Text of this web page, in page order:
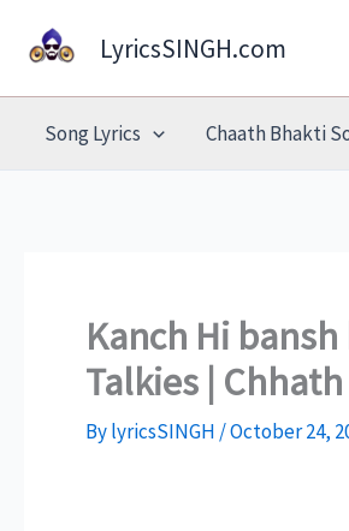
LyricsSINGH.com
Song Lyrics Chaath Bhakti
Kanch Hi bansh
Talkies |
BylyricsSINGH /October 24,